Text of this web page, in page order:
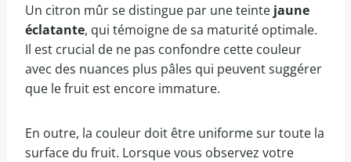
Un citron mûr se distingue par une teinte jaune
éclatante, qui témoigne de sa maturité optimale.
Il est crucial de ne pas confondre cette couleur
avec des nuances plus pâles qui peuvent suggérer
que le fruit est encore immature.
En outre, la couleur doit être uniforme sur toute la
surface du fruit. Lorsque vous observez votre